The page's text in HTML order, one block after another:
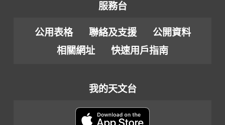
服務台
公用表格 聯絡及支援
公開資料
相關網址
快速用戶指南
我的天文台